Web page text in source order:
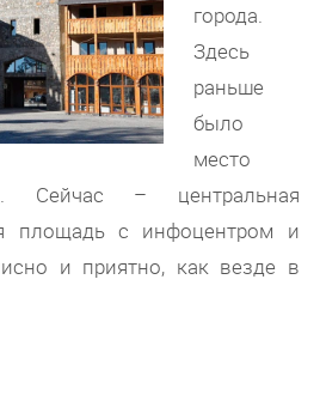
города.
Здесь
раньше
было
место
Сейчас – центральная
площадь с инфоцентром и
и приятно, как везде в